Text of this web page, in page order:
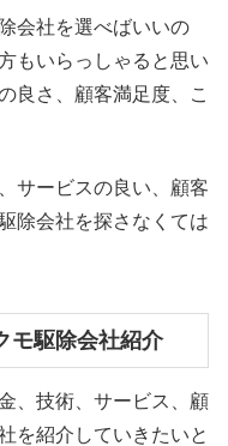
会社を選べばいいの
もいらっしゃると思い
良さ、顧客満足度、こ
サービスの良い、顧客
除会社を探さなくては
モ駆除会社紹介
、技術、サービス、顧
を紹介していきたいと